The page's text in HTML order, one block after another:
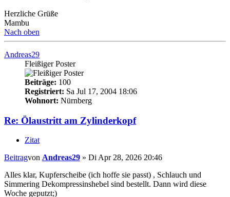
Herzliche Grüße
Mambu
Nach oben
Andreas29
Fleißiger Poster
Beiträge: 100
Registriert: Sa Jul 17, 2004 18:06
Wohnort: Nürnberg
Re: Ölaustritt am Zylinderkopf
Zitat
Beitragvon Andreas29 » Di Apr 28, 2026 20:46
Alles klar, Kupferscheibe (ich hoffe sie passt) , Schlauch und
Simmering Dekompressinshebel sind bestellt. Dann wird diese
Woche geputzt;)